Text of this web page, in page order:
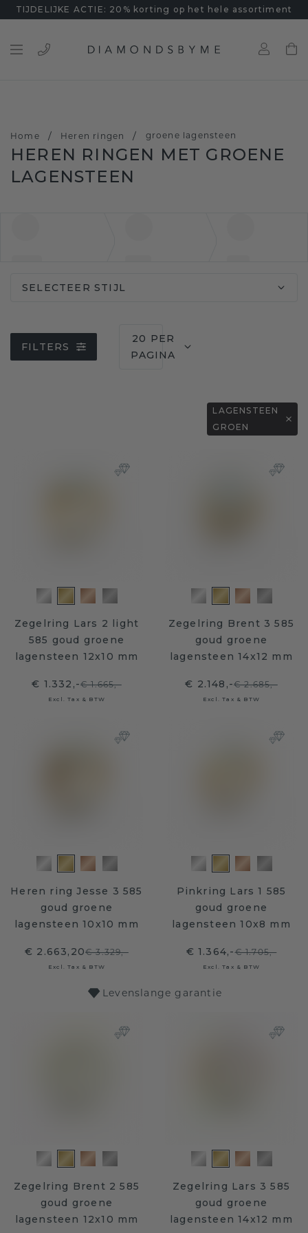
TIJDELIJKE ACTIE: 20% korting op het hele assortiment
Home / Heren ringen / groene lagensteen
HEREN RINGEN MET GROENE
LAGENSTEEN
SELECTEER STIJL
FILTERS
20 PER
PAGINA
LAGENSTEEN
GROEN
Zegelring Lars 2 light
585 goud groene
lagensteen 12x10 mm
€ 1.332,-€ 1.665,-
Excl. Tax & BTW
Zegelring Brent 3 585
goud groene
lagensteen 14x12 mm
€ 2.148,-€ 2.685,-
Excl. Tax & BTW
Heren ring Jesse 3 585
goud groene
lagensteen 10x10 mm
€ 2.663,20€ 3.329,-
Excl. Tax & BTW
Pinkring Lars 1 585
goud groene
lagensteen 10x8 mm
€ 1.364,-€ 1.705,-
Excl. Tax & BTW
Levenslange garantie
Zegelring Brent 2 585
goud groene
lagensteen 12x10 mm
Zegelring Lars 3 585
goud groene
lagensteen 14x12 mm